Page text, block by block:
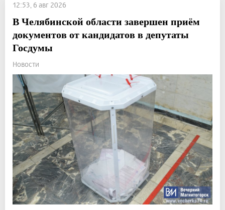
12:53, 6 авг 2026
В Челябинской области завершен приём
документов от кандидатов в депутаты
Госдумы
Новости